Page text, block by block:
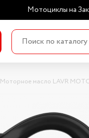
Мотоциклы на
Моторное масло LAVR